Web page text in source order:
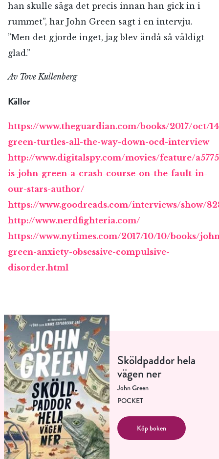
han skulle säga det precis innan han gick in i
rummet”, har John Green sagt i en intervju.
”Men det gjorde inget, jag blev ändå så väldigt
glad.”
Av Tove Kullenberg
Källor
https://www.theguardian.com/books/2017/oct/
green-turtles-all-the-way-down-ocd-interview
http://www.digitalspy.com/movies/feature/
is-john-green-a-crash-course-on-the-fault-in-
our-stars-author/
https://www.goodreads.com/interviews/show/
http://www.nerdfighteria.com/
https://www.nytimes.com/2017/10/10/books/
green-anxiety-obsessive-compulsive-
disorder.html
Sköldpaddor hela
vägen ner
John Green
POCKET
Köp boken